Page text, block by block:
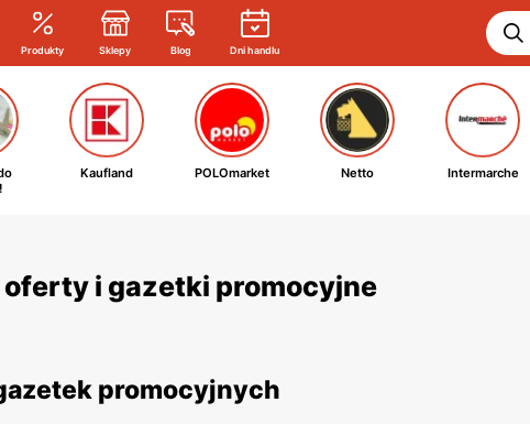
Produkty Sklepy Blog Dni handlu
Kaufland POLOmarket Netto Intermarche
oferty i gazetki promocyjne
promocyjnych